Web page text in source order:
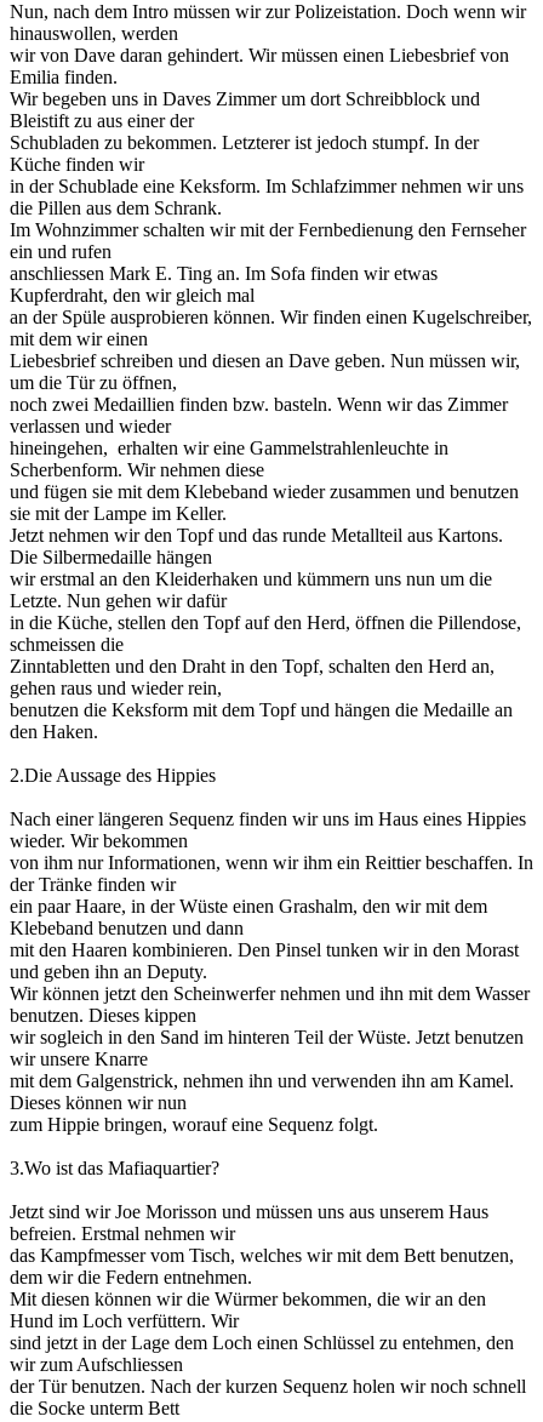
Nun, nach dem Intro müssen wir zur Polizeistation. Doch wenn wir
hinauswollen, werden
wir von Dave daran gehindert. Wir müssen einen Liebesbrief von
Emilia finden.
Wir begeben uns in Daves Zimmer um dort Schreibblock und
Bleistift zu aus einer der
Schubladen zu bekommen. Letzterer ist jedoch stumpf. In der
Küche finden wir
in der Schublade eine Keksform. Im Schlafzimmer nehmen wir uns
die Pillen aus dem Schrank.
Im Wohnzimmer schalten wir mit der Fernbedienung den Fernseher
ein und rufen
anschliessen Mark E. Ting an. Im Sofa finden wir etwas
Kupferdraht, den wir gleich mal
an der Spüle ausprobieren können. Wir finden einen Kugelschreiber,
mit dem wir einen
Liebesbrief schreiben und diesen an Dave geben. Nun müssen wir,
um die Tür zu öffnen,
noch zwei Medaillien finden bzw. basteln. Wenn wir das Zimmer
verlassen und wieder
hineingehen, erhalten wir eine Gammelstrahlenleuchte in
Scherbenform. Wir nehmen diese
und fügen sie mit dem Klebeband wieder zusammen und benutzen
sie mit der Lampe im Keller.
Jetzt nehmen wir den Topf und das runde Metallteil aus Kartons.
Die Silbermedaille hängen
wir erstmal an den Kleiderhaken und kümmern uns nun um die
Letzte. Nun gehen wir dafür
in die Küche, stellen den Topf auf den Herd, öffnen die Pillendose,
schmeissen die
Zinntabletten und den Draht in den Topf, schalten den Herd an,
gehen raus und wieder rein,
benutzen die Keksform mit dem Topf und hängen die Medaille an
den Haken.
2.Die Aussage des Hippies
Nach einer längeren Sequenz finden wir uns im Haus eines Hippies
wieder. Wir bekommen
von ihm nur Informationen, wenn wir ihm ein Reittier beschaffen. In
der Tränke finden wir
ein paar Haare, in der Wüste einen Grashalm, den wir mit dem
Klebeband benutzen und dann
mit den Haaren kombinieren. Den Pinsel tunken wir in den Morast
und geben ihn an Deputy.
Wir können jetzt den Scheinwerfer nehmen und ihn mit dem Wasser
benutzen. Dieses kippen
wir sogleich in den Sand im hinteren Teil der Wüste. Jetzt benutzen
wir unsere Knarre
mit dem Galgenstrick, nehmen ihn und verwenden ihn am Kamel.
Dieses können wir nun
zum Hippie bringen, worauf eine Sequenz folgt.
3.Wo ist das Mafiaquartier?
Jetzt sind wir Joe Morisson und müssen uns aus unserem Haus
befreien. Erstmal nehmen wir
das Kampfmesser vom Tisch, welches wir mit dem Bett benutzen,
dem wir die Federn entnehmen.
Mit diesen können wir die Würmer bekommen, die wir an den
Hund im Loch verfüttern. Wir
sind jetzt in der Lage dem Loch einen Schlüssel zu entehmen, den
wir zum Aufschliessen
der Tür benutzen. Nach der kurzen Sequenz holen wir noch schnell
die Socke unterm Bett